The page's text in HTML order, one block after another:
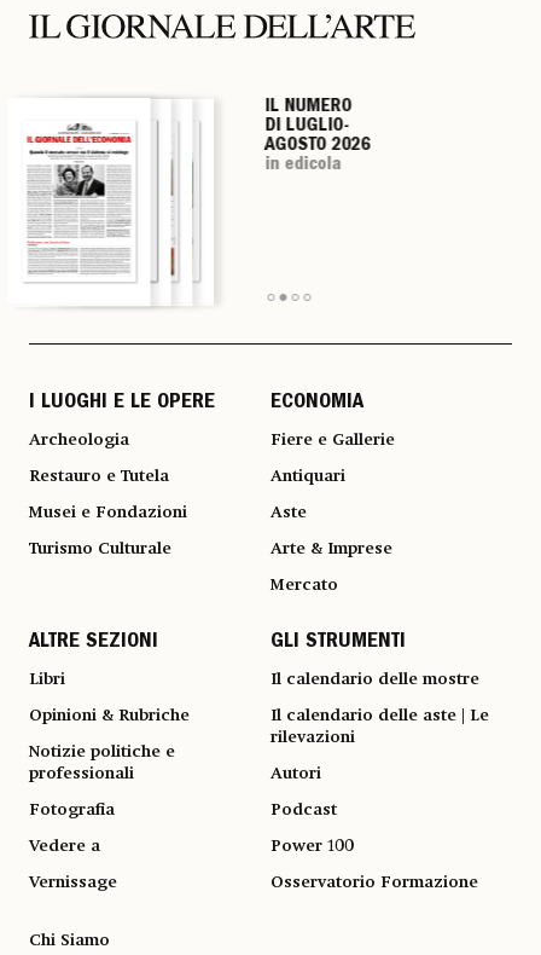
IL NUMERO
DI LUGLIO-
AGOSTO 2026
in edicola
IL NUMERO
DI LUGLIO-
AGOSTO 2026
in edicola
IL NUMERO
DI LUGLIO-
AGOSTO 2026
in edicola
IL NUMERO
DI LUGLIO-
AGOSTO 2026
in edicola
I LUOGHI E LE OPERE
Archeologia
Restauro e Tutela
Musei e Fondazioni
Turismo Culturale
ECONOMIA
Fiere e Gallerie
Antiquari
Aste
Arte & Imprese
Mercato
ALTRE SEZIONI
Libri
Opinioni & Rubriche
Notizie politiche e
professionali
Fotografia
Vedere a
Vernissage
GLI STRUMENTI
Il calendario delle mostre
Il calendario delle aste | Le
rilevazioni
Autori
Podcast
Power 100
Osservatorio Formazione
Chi Siamo